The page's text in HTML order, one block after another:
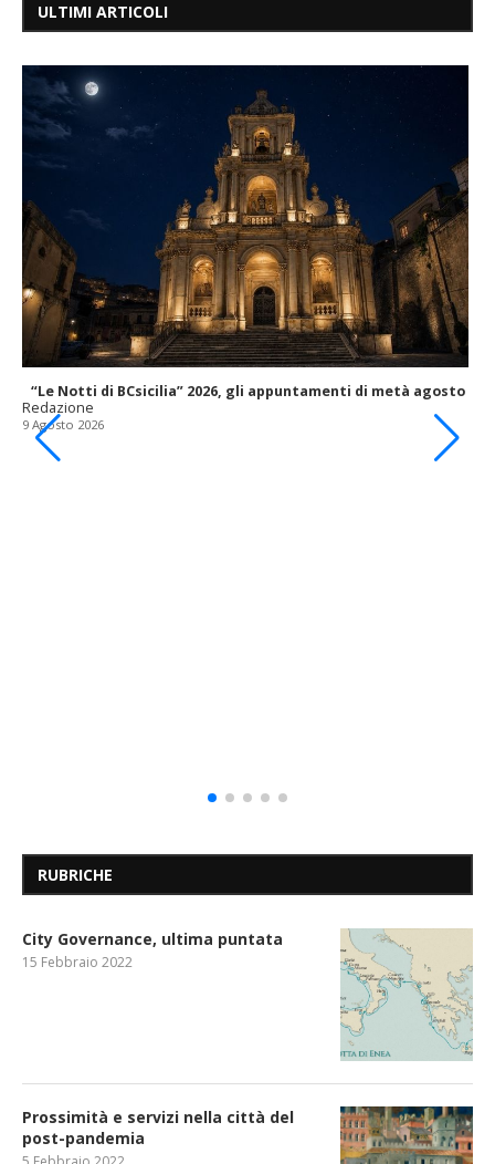
ULTIMI ARTICOLI
“Le Notti di BCsicilia” 2026, gli appuntamenti di metà agosto
Redazione
9 Agosto 2026
RUBRICHE
City Governance, ultima puntata
15 Febbraio 2022
Prossimità e servizi nella città del
post-pandemia